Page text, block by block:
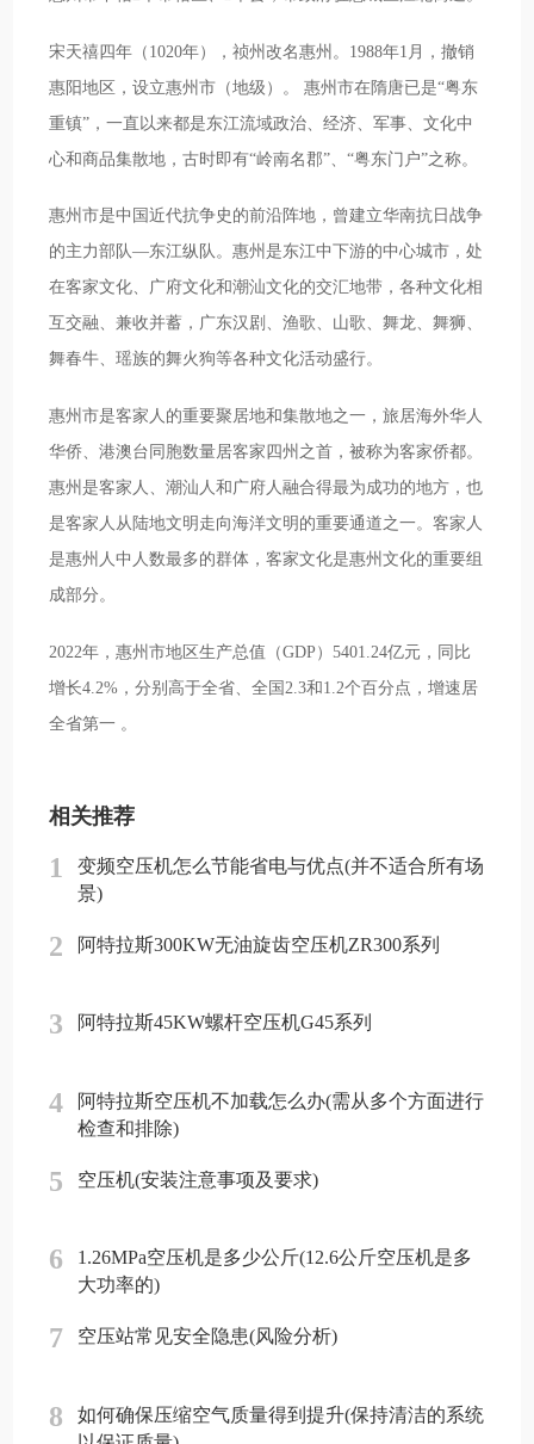
宋天禧四年（1020年），祯州改名惠州。1988年1月，撤销
惠阳地区，设立惠州市（地级）。 惠州市在隋唐已是“粤东
重镇”，一直以来都是东江流域政治、经济、军事、文化中
心和商品集散地，古时即有“岭南名郡”、“粤东门户”之称。
惠州市是中国近代抗争史的前沿阵地，曾建立华南抗日战争
的主力部队—东江纵队。惠州是东江中下游的中心城市，处
在客家文化、广府文化和潮汕文化的交汇地带，各种文化相
互交融、兼收并蓄，广东汉剧、渔歌、山歌、舞龙、舞狮、
舞春牛、瑶族的舞火狗等各种文化活动盛行。
惠州市是客家人的重要聚居地和集散地之一，旅居海外华人
华侨、港澳台同胞数量居客家四州之首，被称为客家侨都。
惠州是客家人、潮汕人和广府人融合得最为成功的地方，也
是客家人从陆地文明走向海洋文明的重要通道之一。客家人
是惠州人中人数最多的群体，客家文化是惠州文化的重要组
成部分。
2022年，惠州市地区生产总值（GDP）5401.24亿元，同比
增长4.2%，分别高于全省、全国2.3和1.2个百分点，增速居
全省第一 。
相关推荐
1
变频空压机怎么节能省电与优点(并不适合所有场
景)
2 阿特拉斯300KW无油旋齿空压机ZR300系列
3 阿特拉斯45KW螺杆空压机G45系列
4
阿特拉斯空压机不加载怎么办(需从多个方面进行
检查和排除)
5 空压机(安装注意事项及要求)
6
1.26MPa空压机是多少公斤(12.6公斤空压机是多
大功率的)
7 空压站常见安全隐患(风险分析)
8
如何确保压缩空气质量得到提升(保持清洁的系统